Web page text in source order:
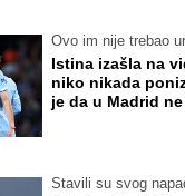
Ovo im nije trebao
Istina izašla na
niko nikada
je da u Madrid
Stavili su svog